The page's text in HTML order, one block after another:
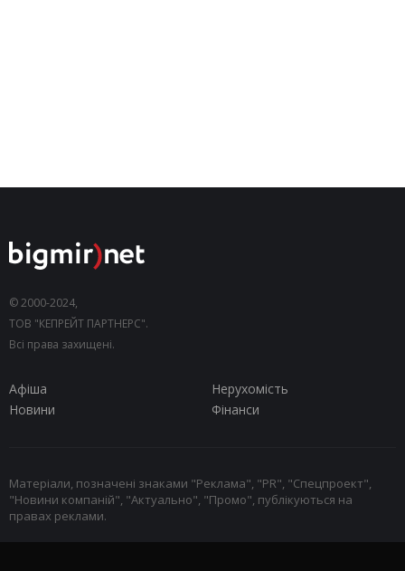
© 2000-2024,
ТОВ "КЕПРЕЙТ ПАРТНЕРС".
Всі права захищені.
Афіша
Нерухомість
Новини
Фінанси
Матеріали, позначені знаками "Реклама", "PR", "Спецпроект",
"Новини компаній", "Актуально", "Промо", публікуються на
правах реклами.